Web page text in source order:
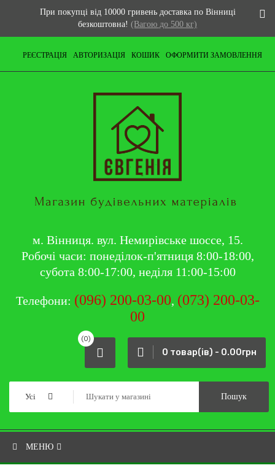
При покупці від 10000 гривень доставка по Вінниці
безкоштовна! (Вагою до 500 кг)
РЕЄСТРАЦІЯ АВТОРИЗАЦІЯ КОШИК ОФОРМИТИ ЗАМОВЛЕННЯ
м. Вінниця. вул. Немирівське шоссе, 15.
Робочі часи: понеділок-п'ятниця 8:00-18:00,
субота 8:00-17:00, неділя 11:00-15:00
Телефони: (096) 200-03-00, (073) 200-03-
00
0 товар(ів) - 0.00грн
(0)
Усі Пошук
МЕНЮ